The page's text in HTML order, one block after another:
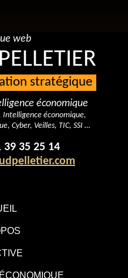
web
stratégique
économique
Intelligence économique,
Cyber, Veilles, TIC, SSI …
39 35 25 14